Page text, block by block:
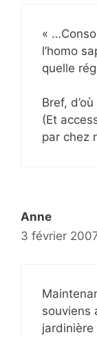
«
l’homo
quelle
Bref,
(Et
par chez
Anne
3 février
souviens